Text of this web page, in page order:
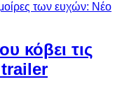
κόβει τις